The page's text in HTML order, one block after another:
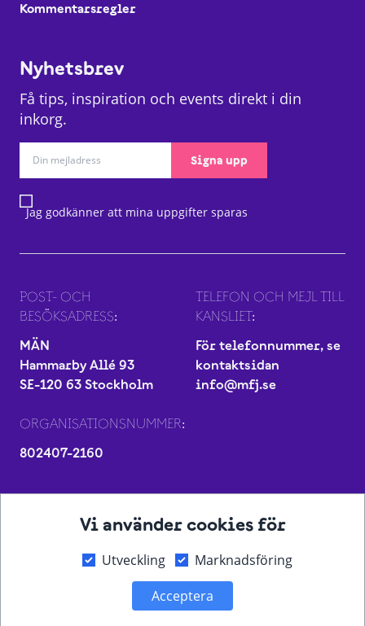
Vi använder cookies för
Utveckling
Marknadsföring
Acceptera
Kommentarsregler
Nyhetsbrev
Få tips, inspiration och events direkt i din
inkorg.
Signa upp
Jag godkänner att mina uppgifter sparas
POST- OCH
BESÖKSADRESS:
MÄN
Hammarby Allé 93
SE-120 63 Stockholm
TELEFON OCH MEJL TILL
KANSLIET:
För telefonnummer, se
kontaktsidan
info@mfj.se
ORGANISATIONSNUMMER:
802407-2160